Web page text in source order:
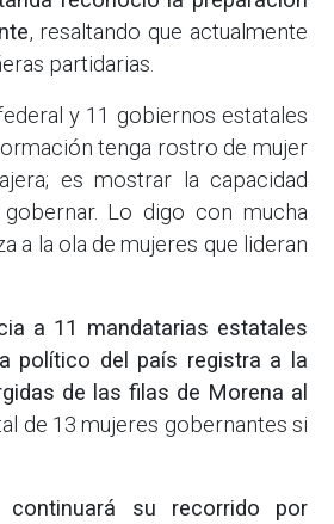
, resaltando que actualmente
partidarias.
y 11 gobiernos estatales
tenga rostro de mujer
es mostrar la capacidad
Lo digo con mucha
a la ola de mujeres que lideran
a 11 mandatarias estatales
político del país registra a la
de las filas de Morena al
de 13 mujeres gobernantes si
continuará su recorrido por